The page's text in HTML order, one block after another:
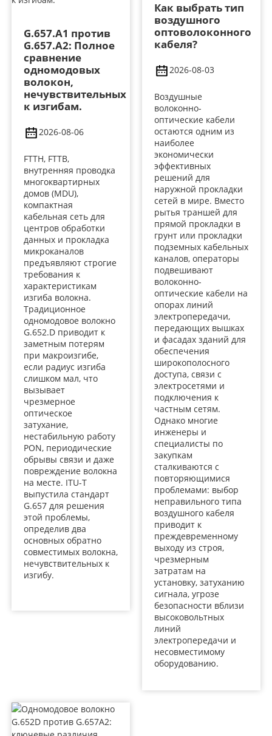
G.657.A1 против
G.657.A2: Полное
сравнение
одномодовых
волокон,
нечувствительных
к изгибам.
2026-08-06
FTTH, FTTB,
внутренняя проводка
многоквартирных
домов (MDU),
компактная
кабельная сеть для
центров обработки
данных и прокладка
микроканалов
предъявляют строгие
требования к
характеристикам
изгиба волокна.
Традиционное
одномодовое волокно
G.652.D приводит к
заметным потерям
при макроизгибе,
если радиус изгиба
слишком мал, что
вызывает
чрезмерное
оптическое
затухание,
нестабильную работу
PON, периодические
обрывы связи и даже
повреждение волокна
на месте. ITU-T
выпустила стандарт
G.657 для решения
этой проблемы,
определив два
основных обратно
совместимых волокна,
нечувствительных к
изгибу.
Как выбрать тип
воздушного
оптоволоконного
кабеля?
2026-08-03
Воздушные
волоконно-
оптические кабели
остаются одним из
наиболее
экономически
эффективных
решений для
наружной прокладки
сетей в мире. Вместо
рытья траншей для
прямой прокладки в
грунт или прокладки
подземных кабельных
каналов, операторы
подвешивают
волоконно-
оптические кабели на
опорах линий
электропередачи,
передающих вышках
и фасадах зданий для
обеспечения
широкополосного
доступа, связи с
электросетями и
подключения к
частным сетям.
Однако многие
инженеры и
специалисты по
закупкам
сталкиваются с
повторяющимися
проблемами: выбор
неправильного типа
воздушного кабеля
приводит к
преждевременному
выходу из строя,
чрезмерным
затратам на
установку, затуханию
сигнала, угрозе
безопасности вблизи
высоковольтных
линий
электропередачи и
несовместимому
оборудованию.